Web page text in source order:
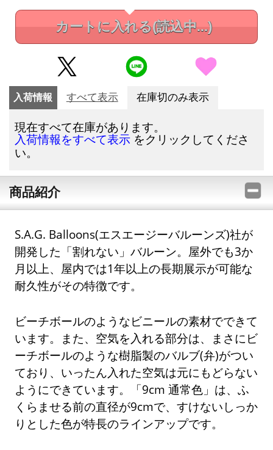
カートに入れる(読込中...)
入荷情報 すべて表示 在庫切のみ表示
現在すべて在庫があります。
入荷情報をすべて表示 をクリックしてくださ
い。
商品紹介
S.A.G. Balloons(エスエージーバルーンズ)社が
開発した「割れない」バルーン。屋外でも3か
月以上、屋内では1年以上の長期展示が可能な
耐久性がその特徴です。
ビーチボールのようなビニールの素材でできて
います。また、空気を入れる部分は、まさにビ
ーチボールのような樹脂製のバルブ(弁)がつい
ており、いったん入れた空気は元にもどらない
ようにできています。「9cm 通常色」は、ふ
くらませる前の直径が9cmで、すけないしっか
りとした色が特長のラインアップです。